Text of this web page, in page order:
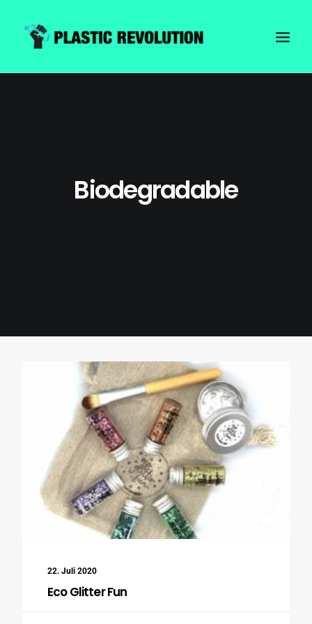
Biodegradable
22. Juli 2020
Eco Glitter Fun